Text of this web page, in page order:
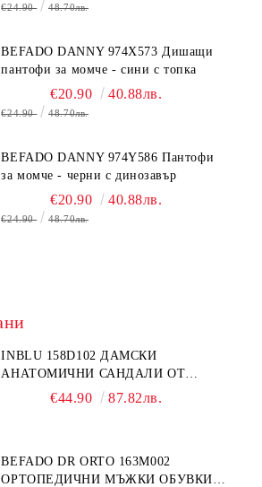
€24.90 48.70лв.
BEFADO DANNY 974X573 Дишащи
пантофи за момче - сини с топка
€20.90 40.88лв.
€24.90 48.70лв.
BEFADO DANNY 974Y586 Пантофи
за момче - черни с динозавър
€20.90 40.88лв.
€24.90 48.70лв.
INBLU 158D102 ДАМСКИ
АНАТОМИЧНИ САНДАЛИ ОТ
ЕСТЕСТВЕНА КОЖА, БЕЖОВИ
€44.90 87.82лв.
BEFADO DR ORTO 163M002
ОРТОПЕДИЧНИ МЪЖКИ ОБУВКИ